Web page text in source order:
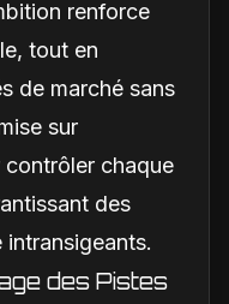
renforce
tout en
de marché sans
sur
chaque
des
des Pistes